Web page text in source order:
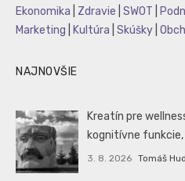
Ekonomika
Zdravie SWOT
Marketing
Kultúra Skúšky
NAJNOVŠIE
Kreatín pre
kognitívne
3. 8. 2026 Tomáš